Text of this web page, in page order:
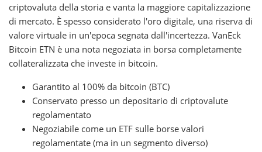
criptovaluta della storia e vanta la maggiore capitalizzazione
di mercato. È spesso considerato l'oro digitale, una riserva di
valore virtuale in un'epoca segnata dall'incertezza. VanEck
Bitcoin ETN è una nota negoziata in borsa completamente
collateralizzata che investe in bitcoin.
Garantito al 100% da bitcoin (BTC)
Conservato presso un depositario di criptovalute
regolamentato
Negoziabile come un ETF sulle borse valori
regolamentate (ma in un segmento diverso)